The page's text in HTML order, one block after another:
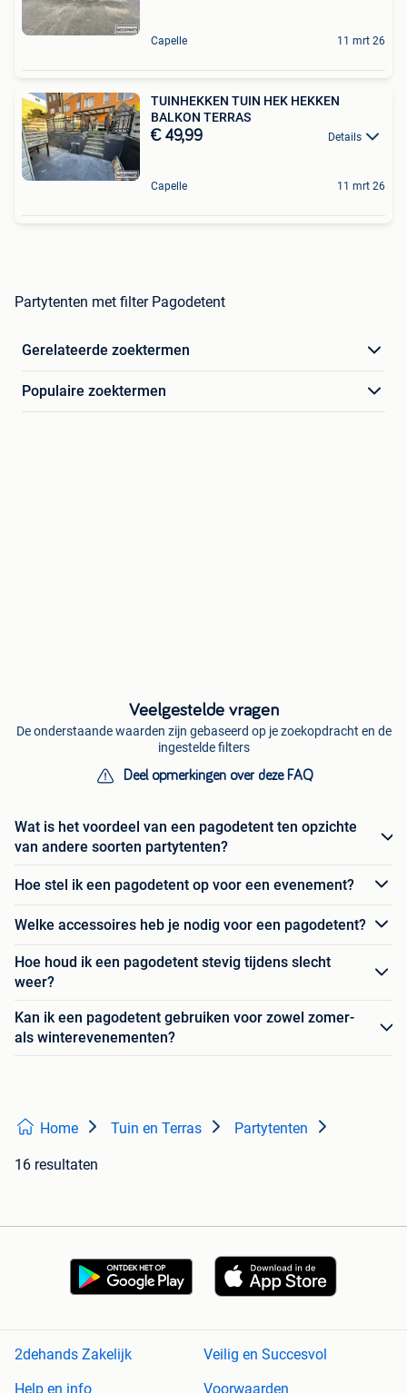
Capelle 11 mrt 26
TUINHEKKEN TUIN HEK HEKKEN
BALKON TERRAS
€ 49,99 Details
Capelle 11 mrt 26
Partytenten met filter Pagodetent
Gerelateerde zoektermen
Populaire zoektermen
Veelgestelde vragen
De onderstaande waarden zijn gebaseerd op je zoekopdracht en de
ingestelde filters
Deel opmerkingen over deze FAQ
Wat is het voordeel van een pagodetent ten opzichte
van andere soorten partytenten?
Hoe stel ik een pagodetent op voor een evenement?
Welke accessoires heb je nodig voor een pagodetent?
Hoe houd ik een pagodetent stevig tijdens slecht
weer?
Kan ik een pagodetent gebruiken voor zowel zomer-
als winterevenementen?
Home Tuin en Terras Partytenten
16 resultaten
2dehands Zakelijk
Veilig en Succesvol
Help en info
Voorwaarden